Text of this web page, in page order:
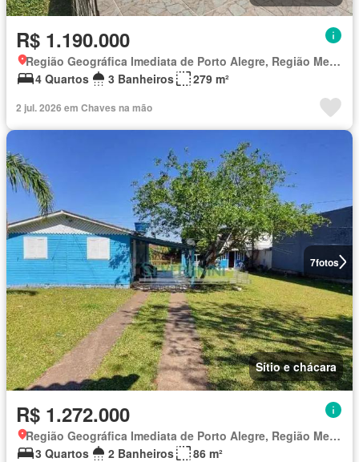
R$ 1.190.000
Região Geográfica Imediata de Porto Alegre, Região Metropolitana de Porto Alegre
4 Quartos
3 Banheiros 279 m²
2 jul. 2026 em Chaves na mão
7fotos
Sítio e chácara
R$ 1.272.000
Região Geográfica Imediata de Porto Alegre, Região Metropolitana de Porto Alegre
3 Quartos
2 Banheiros
86 m²